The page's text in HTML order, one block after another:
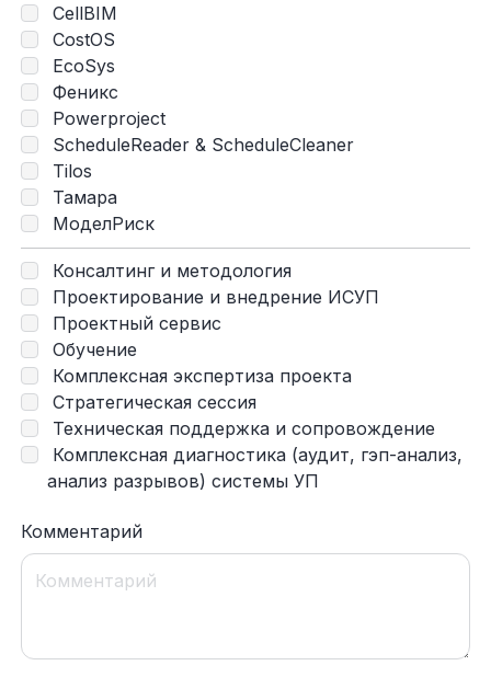
CellBIM
CostOS
EcoSys
Феникс
Powerproject
ScheduleReader & ScheduleCleaner
Tilos
Тамара
МоделРиск
Консалтинг и методология
Проектирование и внедрение ИСУП
Проектный сервис
Обучение
Комплексная экспертиза проекта
Стратегическая сессия
Техническая поддержка и сопровождение
Комплексная диагностика (аудит, гэп-анализ,
анализ разрывов) системы УП
Комментарий